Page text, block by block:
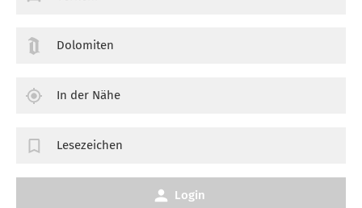
Dolomiten
In der Nähe
Lesezeichen
Login